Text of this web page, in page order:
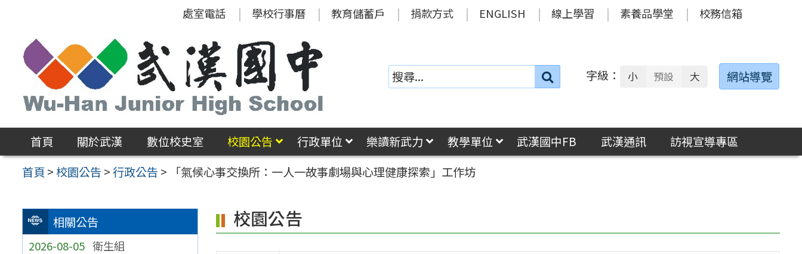
區
處室電話 學校行事曆 教育儲蓄戶 捐款方式 ENGLISH 線上學習 素養品學堂 校務信箱
搜
字級： 小 預設 大 網站導覽
首頁 關於武漢 數位校史室 校園公告 行政單位 樂讀新武力 教學單位 武漢國中FB 武漢通訊
訪視宣導專區
首頁 >校園公告 >行政公告 > 「氣候心事交換所：一人一故事劇場與心理健康探索」工作坊
相關公告
2026-08-05 衛生組
校園公告